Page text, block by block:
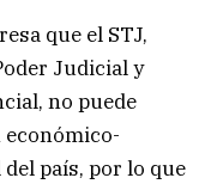
que el STJ,
Judicial y
no puede
país, por lo que